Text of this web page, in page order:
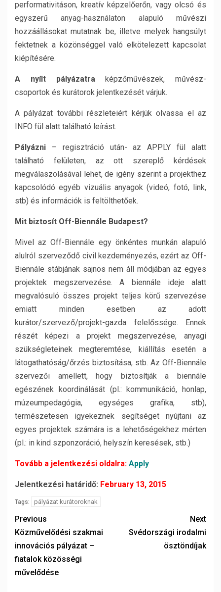
performativitáson, kreatív képzelőerőn, vagy olcsó és
egyszerű anyag-használaton alapuló művészi
hozzáállásokat mutatnak be, illetve melyek hangsúlyt
fektetnek a közönséggel való elkötelezett kapcsolat
kiépítésére.
A nyílt pályázatraképzőművészek, művész-
csoportok és kurátorok jelentkezését várjuk.
A pályázat további részleteiért kérjük olvassa el az
INFO fül alatt található leírást.
Pályázni – regisztráció után- az APPLY fül alatt
található felületen, az ott szereplő kérdések
megválaszolásával lehet, de igény szerint a projekthez
kapcsolódó egyéb vizuális anyagok (videó, fotó, link,
stb) és információk is feltölthetőek.
Mit biztosít Off-Biennále Budapest?
Mivel az Off-Biennále egy önkéntes munkán alapuló
alulról szerveződő civil kezdeményezés, ezért az Off-
Biennále stábjának sajnos nem áll módjában az egyes
projektek megszervezése. A biennále ideje alatt
megvalósuló összes projekt teljes körű szervezése
emiatt minden esetben az adott
kurátor/szervező/projekt-gazda felelőssége. Ennek
részét képezi a projekt megszervezése, anyagi
szükségleteinek megteremtése, kiállítás esetén a
látogathatóság/őrzés biztosítása, stb. Az Off-Biennále
szervezői amellett, hogy biztosítják a biennále
egészének koordinálását (pl.: kommunikáció, honlap,
múzeumpedagógia, egységes grafika, stb),
természetesen igyekeznek segítséget nyújtani az
egyes projektek számára is a lehetőségekhez mérten
(pl.: in kind szponzoráció, helyszín keresések, stb.)
Tovább a jelentkezési oldalra: Apply
Jelentkezési határidő: February 13, 2015
Tags: pályázat kurátoroknak
Previous
Közművelődési szakmai
innovációs pályázat –
fiatalok közösségi
művelődése
Next
Svédországi irodalmi
ösztöndíjak